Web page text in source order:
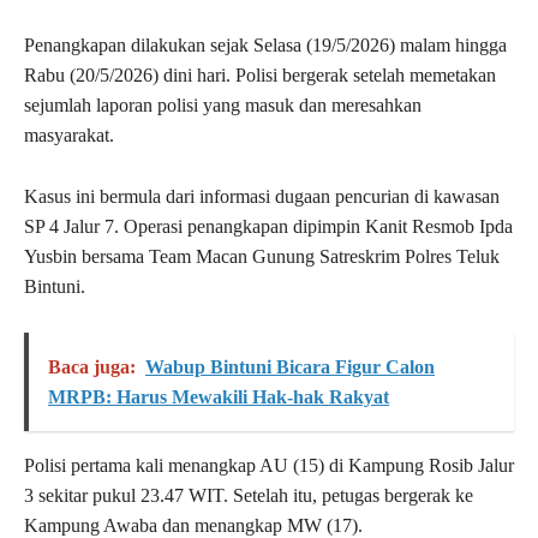
Penangkapan dilakukan sejak Selasa (19/5/2026) malam hingga
Rabu (20/5/2026) dini hari. Polisi bergerak setelah memetakan
sejumlah laporan polisi yang masuk dan meresahkan
masyarakat.
Kasus ini bermula dari informasi dugaan pencurian di kawasan
SP 4 Jalur 7. Operasi penangkapan dipimpin Kanit Resmob Ipda
Yusbin bersama Team Macan Gunung Satreskrim Polres Teluk
Bintuni.
Baca juga: Wabup Bintuni Bicara Figur Calon
MRPB: Harus Mewakili Hak-hak Rakyat
Polisi pertama kali menangkap AU (15) di Kampung Rosib Jalur
3 sekitar pukul 23.47 WIT. Setelah itu, petugas bergerak ke
Kampung Awaba dan menangkap MW (17).